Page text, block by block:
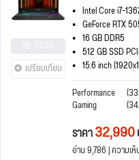
เปรียบเทียบ
Intel Core i7-
GeForce RTX
16 GB DDR5
512 GB SSD
15.6 inch
Performance
Gaming
ราคา32,990
อ่าน 9,786 | ความเ